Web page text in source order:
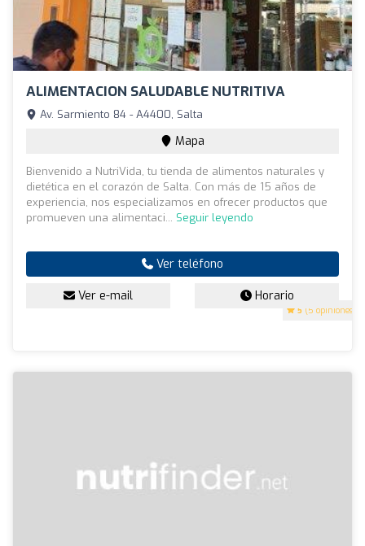
ALIMENTACION SALUDABLE NUTRITIVA
5 (5 opiniones)
Av. Sarmiento 84 - A4400, Salta
Mapa
Bienvenido a NutriVida, tu tienda de alimentos naturales y
dietética en el corazón de Salta. Con más de 15 años de
experiencia, nos especializamos en ofrecer productos que
promueven una alimentaci... Seguir leyendo
Ver teléfono
Ver e-mail Horario